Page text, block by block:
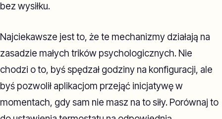
bez wysiłku.
Najciekawsze jest to, że te mechanizmy działają na
zasadzie małych trików psychologicznych. Nie
chodzi o to, byś spędzał godziny na konfiguracji, ale
byś pozwolił aplikacjom przejąć inicjatywę w
momentach, gdy sam nie masz na to siły. Porównaj to